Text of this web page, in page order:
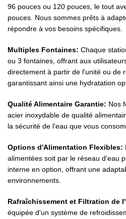
96 pouces ou 120 pouces, le tout
pouces. Nous sommes prêts à
répondre à vos besoins spécifiques.
Multiples Fontaines: Chaque
ou 3 fontaines, offrant aux
directement à partir de l'unité ou de
garantissant ainsi une hydratation
Qualité Alimentaire Garantie: Nos
acier inoxydable de qualité
la sécurité de l'eau que vous
Options d'Alimentation Flexibles:
alimentées soit par le réseau d'eau
interne en option, offrant une
environnements.
Rafraîchissement et Filtration de
équipée d'un système de